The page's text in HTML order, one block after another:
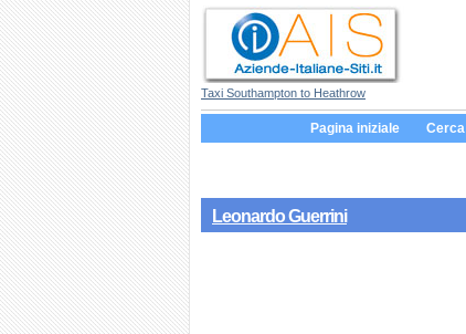
Taxi Southampton to Heathrow
Pagina iniziale Cerca
Leonardo Guerrini